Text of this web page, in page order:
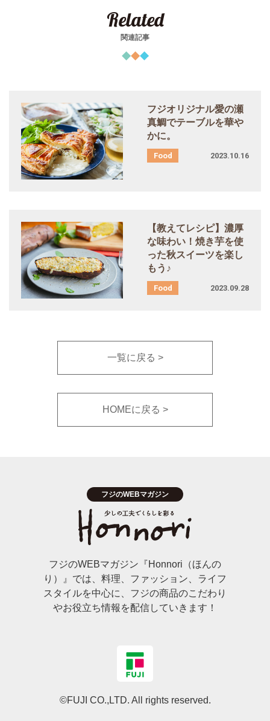
Related
関連記事
フジオリジナル愛の瀬
真鯛でテーブルを華や
かに。
2023.10.16
【教えてレシピ】濃厚
な味わい！焼き芋を使
った秋スイーツを楽し
もう♪
2023.09.28
一覧に戻る
HOMEに戻る
フジのWEBマガジン『Honnori（ほんの
り）』では、料理、ファッション、ライフ
スタイルを中心に、フジの商品のこだわり
やお役立ち情報を配信していきます！
©FUJI CO.,LTD. All rights reserved.